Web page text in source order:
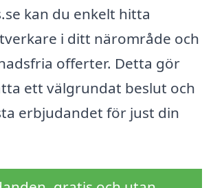
kan du enkelt hitta
i ditt närområde och
offerter. Detta gör
ett välgrundat beslut och
erbjudandet för just din